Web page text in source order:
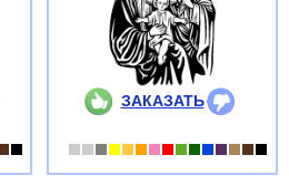
ЗАКАЗАТЬ